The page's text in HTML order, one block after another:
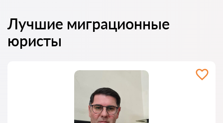
Лучшие миграционные
юристы